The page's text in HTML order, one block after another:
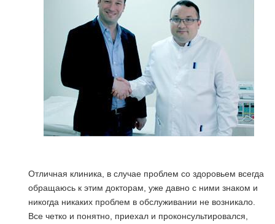
Отличная клиника, в случае проблем со здоровьем всегда
обращаюсь к этим докторам, уже давно с ними знаком и
никогда никаких проблем в обслуживании не возникало.
Все четко и понятно, приехал и проконсультировался,